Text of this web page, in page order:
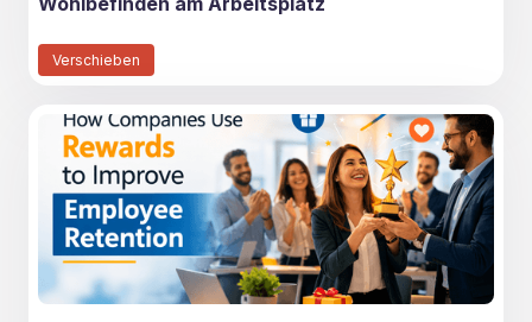
Verschieben